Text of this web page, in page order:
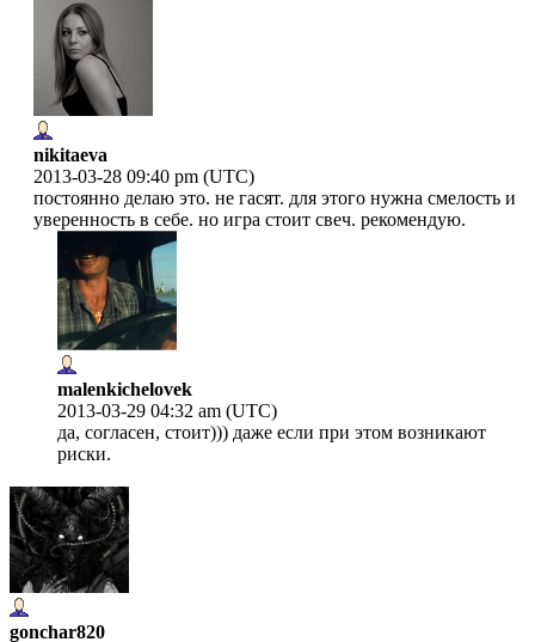
nikitaeva
2013-03-28 09:40 pm (UTC)
постоянно делаю это. не гасят. для этого нужна смелость и
уверенность в себе. но игра стоит свеч. рекомендую.
malenkichelovek
2013-03-29 04:32 am (UTC)
да, согласен, стоит))) даже если при этом возникают
риски.
gonchar820